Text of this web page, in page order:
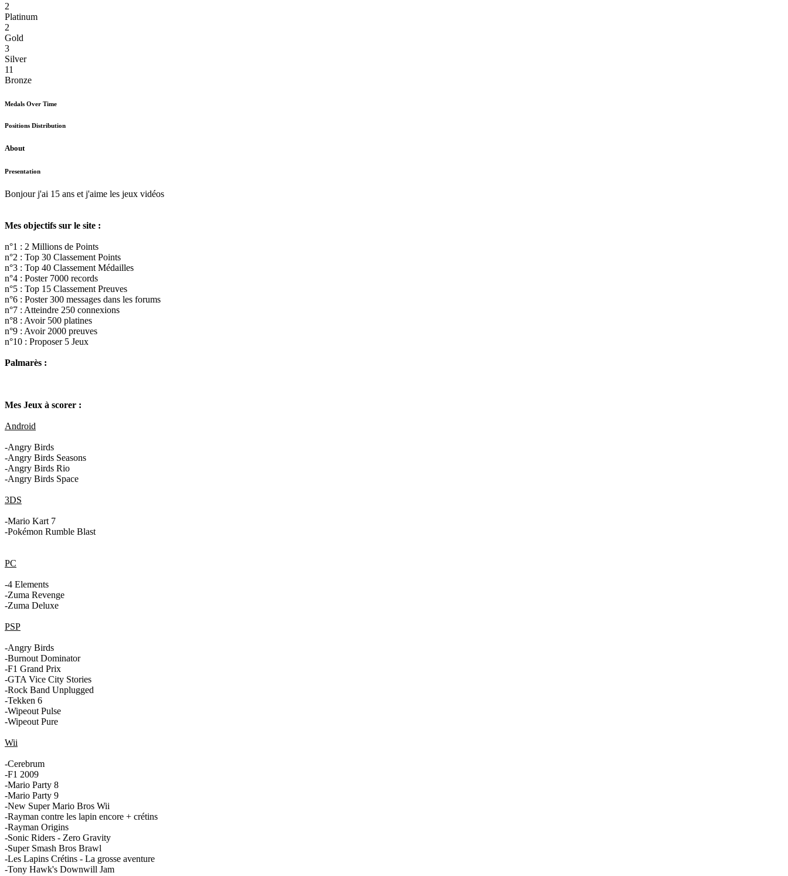
2
Platinum
2
Gold
3
Silver
11
Bronze
Medals Over Time
Positions Distribution
About
Presentation
Bonjour j'ai 15 ans et j'aime les jeux vidéos
Mes objectifs sur le site :
n°1 : 2 Millions de Points
n°2 : Top 30 Classement Points
n°3 : Top 40 Classement Médailles
n°4 : Poster 7000 records
n°5 : Top 15 Classement Preuves
n°6 : Poster 300 messages dans les forums
n°7 : Atteindre 250 connexions
n°8 : Avoir 500 platines
n°9 : Avoir 2000 preuves
n°10 : Proposer 5 Jeux
Palmarès :
Mes Jeux à scorer :
Android
-Angry Birds
-Angry Birds Seasons
-Angry Birds Rio
-Angry Birds Space
3DS
-Mario Kart 7
-Pokémon Rumble Blast
PC
-4 Elements
-Zuma Revenge
-Zuma Deluxe
PSP
-Angry Birds
-Burnout Dominator
-F1 Grand Prix
-GTA Vice City Stories
-Rock Band Unplugged
-Tekken 6
-Wipeout Pulse
-Wipeout Pure
Wii
-Cerebrum
-F1 2009
-Mario Party 8
-Mario Party 9
-New Super Mario Bros Wii
-Rayman contre les lapin encore + crétins
-Rayman Origins
-Sonic Riders - Zero Gravity
-Super Smash Bros Brawl
-Les Lapins Crétins - La grosse aventure
-Tony Hawk's Downwill Jam